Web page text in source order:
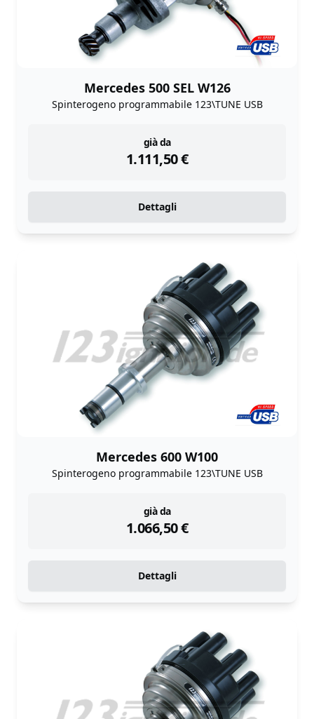
Mercedes 500 SEL W126
Spinterogeno programmabile 123\TUNE USB
già da
1.111,50€
instock
Dettagli
Mercedes 600 W100
Spinterogeno programmabile 123\TUNE USB
già da
1.066,50€
instock
Dettagli